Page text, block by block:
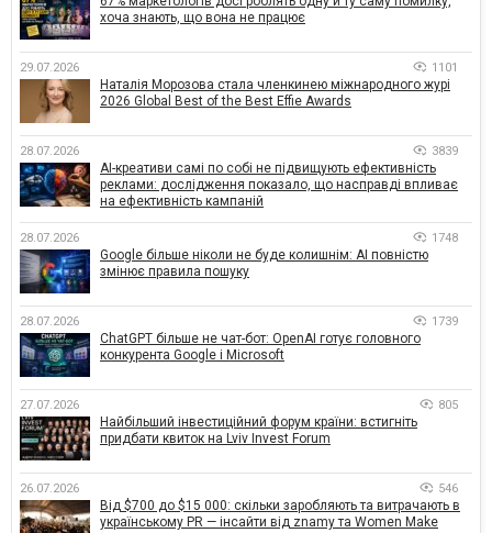
хоча знають, що вона не працює
29.07.2026 1101
Наталія Морозова стала членкинею міжнародного журі
2026 Global Best of the Best Effie Awards
28.07.2026 3839
AI-креативи самі по собі не підвищують ефективність
реклами: дослідження показало, що насправді впливає
на ефективність кампаній
28.07.2026 1748
Google більше ніколи не буде колишнім: AI повністю
змінює правила пошуку
28.07.2026 1739
ChatGPT більше не чат-бот: OpenAI готує головного
конкурента Google і Microsoft
27.07.2026 805
Найбільший інвестиційний форум країни: встигніть
придбати квиток на Lviv Invest Forum
26.07.2026 546
Від $700 до $15 000: скільки заробляють та витрачають в
українському PR — інсайти від znamy та Women Make